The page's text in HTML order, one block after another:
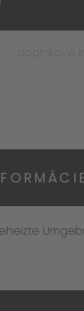
doplnkové